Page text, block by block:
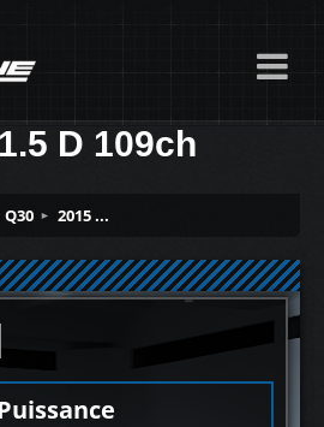
D 109ch
Q30 2015 ...